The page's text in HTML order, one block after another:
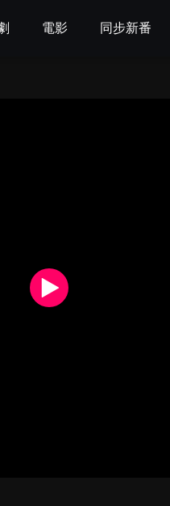
電影 同步新番